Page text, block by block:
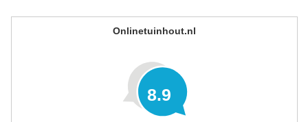
Onlinetuinhout.nl
8.9